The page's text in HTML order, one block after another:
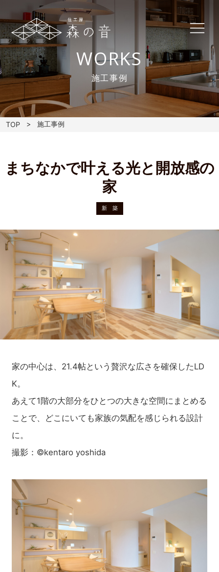
WORKS
施工事例
TOP 施工事例
まちなかで叶える光と開放感の
家
新 築
家の中心は、21.4帖という贅沢な広さを確保したLD
K。
あえて1階の大部分をひとつの大きな空間にまとめる
ことで、どこにいても家族の気配を感じられる設計
に。
撮影：©kentaro yoshida